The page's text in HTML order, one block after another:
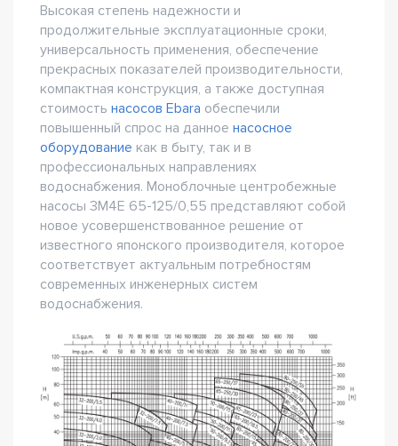
Высокая степень надежности и
продолжительные эксплуатационные сроки,
универсальность применения, обеспечение
прекрасных показателей производительности,
компактная конструкция, а также доступная
стоимость насосов Ebara обеспечили
повышенный спрос на данное насосное
оборудование как в быту, так и в
профессиональных направлениях
водоснабжения. Моноблочные центробежные
насосы 3M4E 65-125/0,55 представляют собой
новое усовершенствованное решение от
известного японского производителя, которое
соответствует актуальным потребностям
современных инженерных систем
водоснабжения.